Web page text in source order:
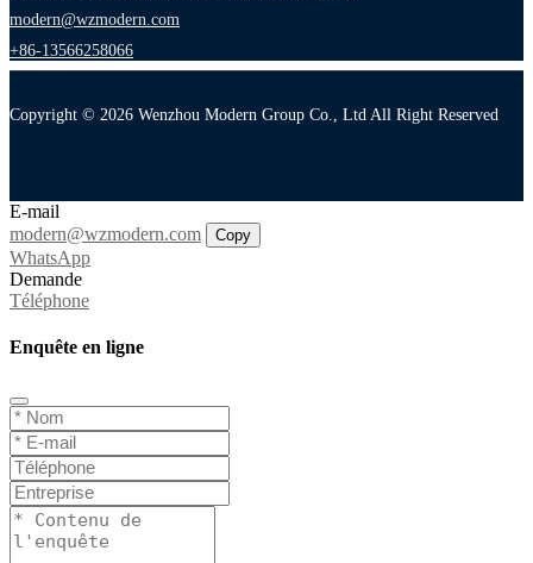
modern@wzmodern.com
+86-13566258066
Copyright © 2026 Wenzhou Modern Group Co., Ltd All Right Reserved
E-mail
modern@wzmodern.com
Copy
WhatsApp
Demande
Téléphone
Enquête en ligne